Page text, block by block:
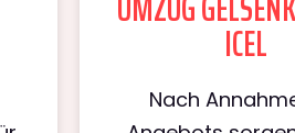
ICEL
Nach